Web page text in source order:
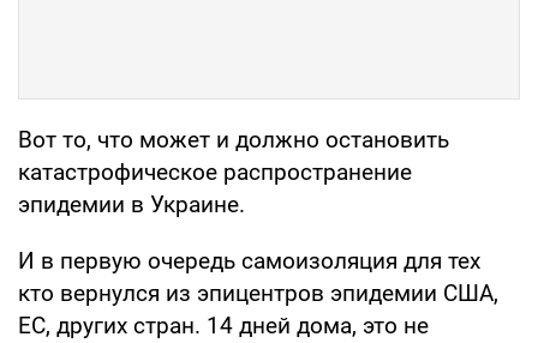
Вот то, что может и должно остановить
катастрофическое распространение
эпидемии в Украине.
И в первую очередь самоизоляция для тех
кто вернулся из эпицентров эпидемии США,
ЕС, других стран. 14 дней дома, это не